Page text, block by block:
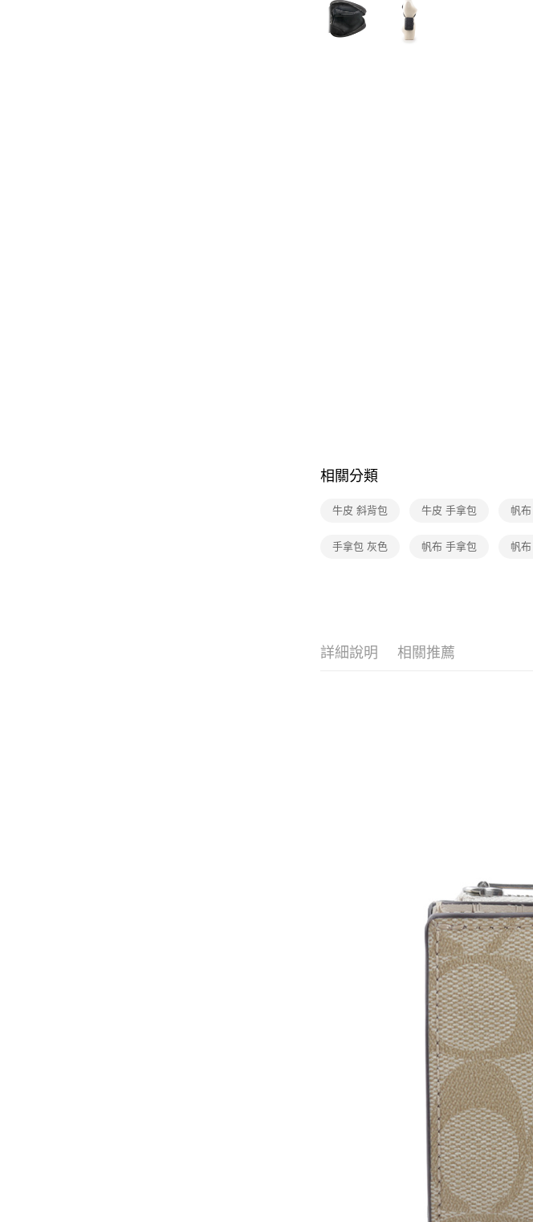
相關分類
牛皮 斜背包 牛皮 手拿包 帆
手拿包 灰色 帆布 手拿包 帆
詳細說明 相關推薦